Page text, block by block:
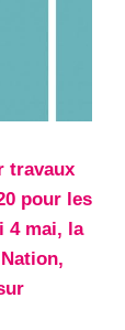
travaux
pour les
4 mai, la